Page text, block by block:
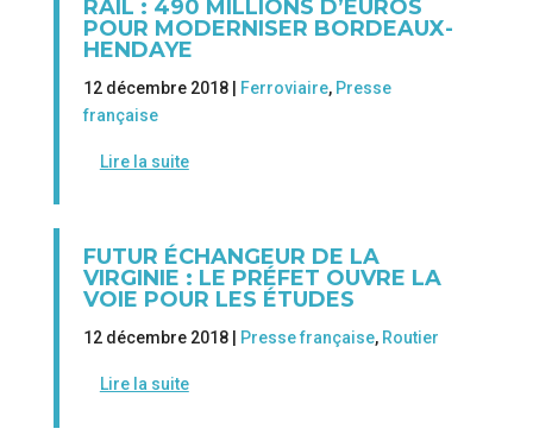
RAIL : 490 MILLIONS D’EUROS
POUR MODERNISER BORDEAUX-
HENDAYE
12 décembre 2018 | Ferroviaire, Presse
française
Lire la suite
FUTUR ÉCHANGEUR DE LA
VIRGINIE : LE PRÉFET OUVRE LA
VOIE POUR LES ÉTUDES
12 décembre 2018 | Presse française, Routier
Lire la suite